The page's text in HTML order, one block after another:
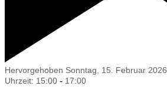
Hervorgehoben Sonntag, 15. Februar 2026
Uhrzeit: 15:00 - 17:00